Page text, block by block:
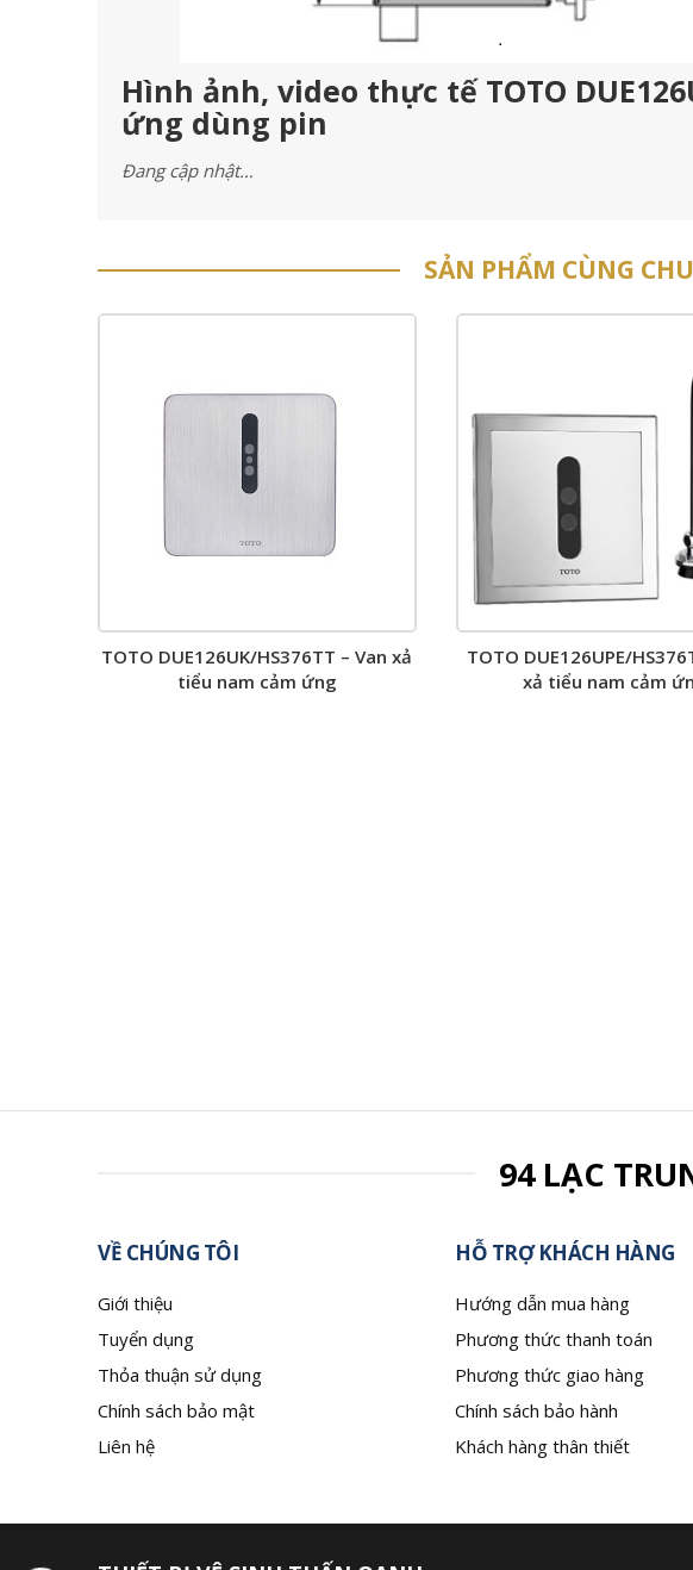
Hình ảnh, video thực tế TOTO
ứng dùng pin
Đang cập nhật…
SẢN PHẨM CÙNG
TOTO DUE126UK/HS376TT – Van xả
tiểu nam cảm ứng
TOTO DUE126UPE/
xả tiểu nam cảm
94 LẠC
VỀ CHÚNG TÔI
Giới thiệu
Tuyển dụng
Thỏa thuận sử dụng
Chính sách bảo mật
Liên hệ
HỖ TRỢ KHÁCH HÀNG
Hướng dẫn mua hàng
Phương thức thanh toán
Phương thức giao hàng
Chính sách bảo hành
Khách hàng thân thiết